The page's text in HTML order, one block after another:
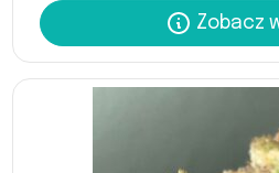
Zobacz